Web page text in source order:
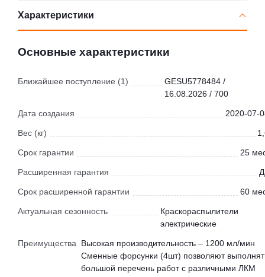
Характеристики
Основные характеристики
Ближайшее поступление (1)
GESU5778484 /
16.08.2026 / 700
Дата создания 2020-07-
Вес (кг)
Срок гарантии 25
Расширенная гарантия
Срок расширенной гарантии 60
Актуальная сезонность
Краскораспылители
электрические
Преимущества
Высокая производительность – 1200 мл/мин
Сменные форсунки (4шт) позволяют
большой перечень работ с различными ЛКМ